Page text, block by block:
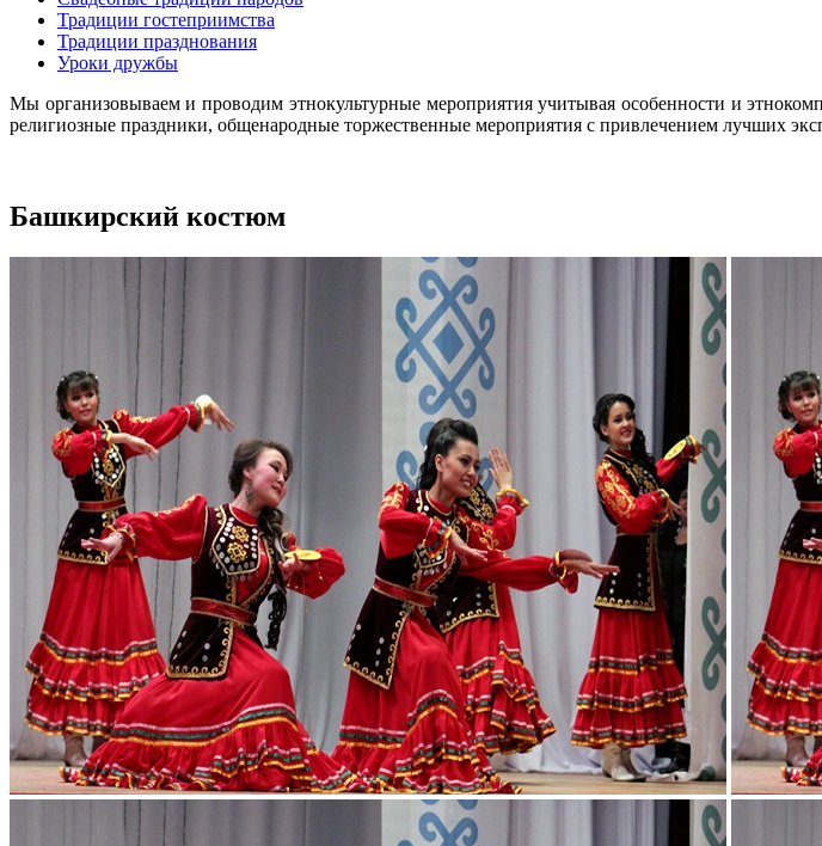
Традиции гостеприимства
Традиции празднования
Уроки дружбы
Мы организовываем и проводим этнокультурные мероприятия учитывая особенности и
религиозные праздники, общенародные торжественные мероприятия с привлечением лучших
Башкирский костюм